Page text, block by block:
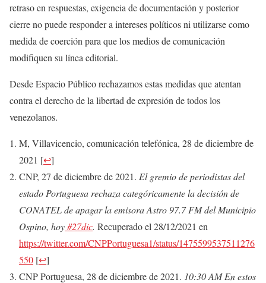
retraso en respuestas, exigencia de documentación y posterior
cierre no puede responder a intereses políticos ni utilizarse como
medida de coerción para que los medios de comunicación
modifiquen su línea editorial.
Desde Espacio Público rechazamos estas medidas que atentan
contra el derecho de la libertad de expresión de todos los
venezolanos.
M, Villavicencio, comunicación telefónica, 28 de diciembre de
2021 [↩]
CNP, 27 de diciembre de 2021. El gremio de periodistas del
estado Portuguesa rechaza categóricamente la decisión de
CONATEL de apagar la emisora Astro 97.7 FM del Municipio
Ospino, hoy#27dic. Recuperado el 28/12/2021 en
https://twitter.com/CNPPortuguesa1/status/1475599537511276
550 [↩]
CNP Portuguesa, 28 de diciembre de 2021. 10:30 AM En estos